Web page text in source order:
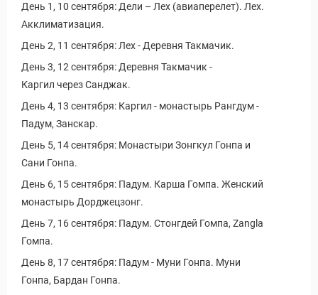
День 1, 10 сентября: Дели – Лех (авиаперелет). Лех.
Акклиматизация.
День 2, 11 сентября: Лех - Деревня Такмачик.
День 3, 12 сентября: Деревня Такмачик -
Каргил через Санджак.
День 4, 13 сентября: Каргил - монастырь Рангдум -
Падум, Занскар.
День 5, 14 сентября: Монастыри Зонгкул Гонпа и
Сани Гонпа.
День 6, 15 сентября: Падум. Карша Гомпа. Женский
монастырь Дорджецзонг.
День 7, 16 сентября: Падум. Стонгдей Гомпа, Zangla
Гомпа.
День 8, 17 сентября: Падум - Муни Гонпа. Муни
Гонпа, Бардан Гонпа.